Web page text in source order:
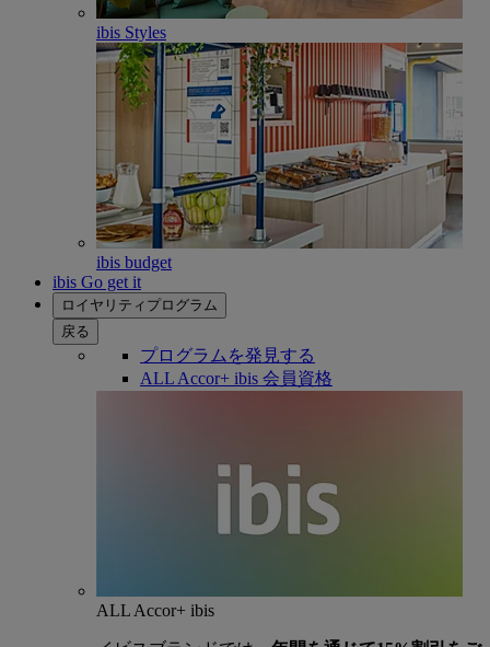
ibis Styles
ibis budget
ibis Go get it
ロイヤリティプログラム
戻る
プログラムを発見する
ALL Accor+ ibis 会員資格
ALL Accor+ ibis